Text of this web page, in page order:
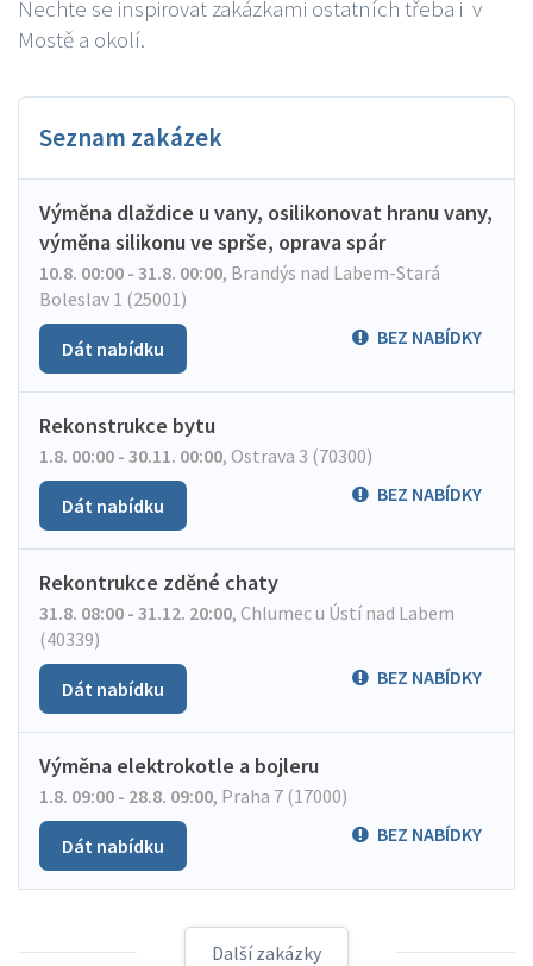
Nechte se inspirovat zakázkami ostatních třeba i v
Mostě a okolí.
Seznam zakázek
Výměna dlaždice u vany, osilikonovat hranu vany,
výměna silikonu ve sprše, oprava spár
10.8. 00:00 - 31.8. 00:00, Brandýs nad Labem-Stará
Boleslav 1 (25001)
BEZ NABÍDKY
Dát nabídku
Rekonstrukce bytu
1.8. 00:00 - 30.11. 00:00, Ostrava 3 (70300)
BEZ NABÍDKY
Dát nabídku
Rekontrukce zděné chaty
31.8. 08:00 - 31.12. 20:00, Chlumec u Ústí nad Labem
(40339)
BEZ NABÍDKY
Dát nabídku
Výměna elektrokotle a bojleru
1.8. 09:00 - 28.8. 09:00, Praha 7 (17000)
BEZ NABÍDKY
Dát nabídku
Další zakázky